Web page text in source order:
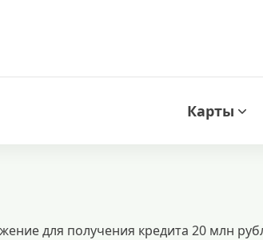
Карты
для получения кредита 20 млн